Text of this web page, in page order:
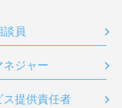
談員
ネジャー
ス提供責任者